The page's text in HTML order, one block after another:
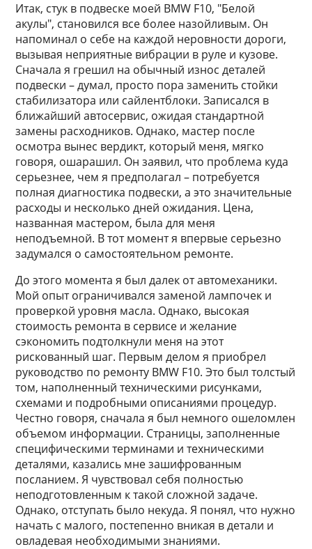
Итак, стук в подвеске моей BMW F10, "Белой
акулы", становился все более назойливым. Он
напоминал о себе на каждой неровности дороги,
вызывая неприятные вибрации в руле и кузове.
Сначала я грешил на обычный износ деталей
подвески – думал, просто пора заменить стойки
стабилизатора или сайлентблоки. Записался в
ближайший автосервис, ожидая стандартной
замены расходников. Однако, мастер после
осмотра вынес вердикт, который меня, мягко
говоря, ошарашил. Он заявил, что проблема куда
серьезнее, чем я предполагал – потребуется
полная диагностика подвески, а это значительные
расходы и несколько дней ожидания. Цена,
названная мастером, была для меня
неподъемной. В тот момент я впервые серьезно
задумался о самостоятельном ремонте.
До этого момента я был далек от автомеханики.
Мой опыт ограничивался заменой лампочек и
проверкой уровня масла. Однако, высокая
стоимость ремонта в сервисе и желание
сэкономить подтолкнули меня на этот
рискованный шаг. Первым делом я приобрел
руководство по ремонту BMW F10. Это был толстый
том, наполненный техническими рисунками,
схемами и подробными описаниями процедур.
Честно говоря, сначала я был немного ошеломлен
объемом информации. Страницы, заполненные
специфическими терминами и техническими
деталями, казались мне зашифрованным
посланием. Я чувствовал себя полностью
неподготовленным к такой сложной задаче.
Однако, отступать было некуда. Я понял, что нужно
начать с малого, постепенно вникая в детали и
овладевая необходимыми знаниями.